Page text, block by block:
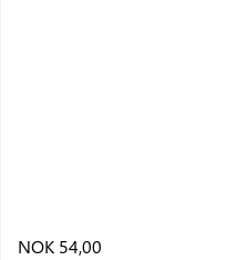
NOK 54,00